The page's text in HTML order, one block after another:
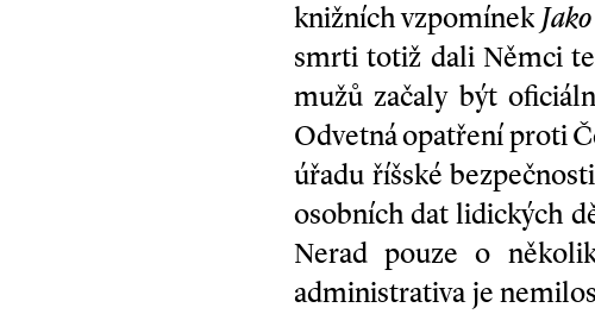
knižních vzpomínek
smrti totiž dali Němci
mužů začaly být
Odvetná opatření proti
úřadu říšské
osobních dat lidických
Nerad pouze o
administrativa je